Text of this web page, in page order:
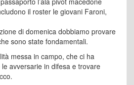
il roster le giovani Faroni,
di domenica dobbiamo provare
sono state fondamentali.
messa in campo, che ci ha
avversarie in difesa e trovare